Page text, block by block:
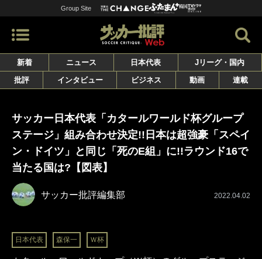
Group Site
新着 ニュース 日本代表
Jリーグ・国内
批評
インタビュー ビジネス 動画 連載
サッカー日本代表「カタールワールド杯グループ
ステージ」組み合わせ決定!!日本は超強豪「スペイ
ン・ドイツ」と同じ「死のE組」に!!ラウンド16で
当たる国は?【図表】
サッカー批評編集部 2022.04.02
日本代表 森保一 Ｗ杯